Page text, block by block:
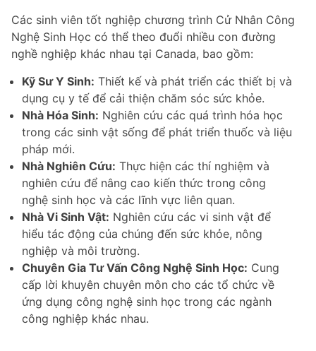
Các sinh viên tốt nghiệp chương trình Cử Nhân Công
Nghệ Sinh Học có thể theo đuổi nhiều con đường
nghề nghiệp khác nhau tại Canada, bao gồm:
Kỹ Sư Y Sinh: Thiết kế và phát triển các thiết bị và
dụng cụ y tế để cải thiện chăm sóc sức khỏe.
Nhà Hóa Sinh: Nghiên cứu các quá trình hóa học
trong các sinh vật sống để phát triển thuốc và liệu
pháp mới.
Nhà Nghiên Cứu: Thực hiện các thí nghiệm và
nghiên cứu để nâng cao kiến thức trong công
nghệ sinh học và các lĩnh vực liên quan.
Nhà Vi Sinh Vật: Nghiên cứu các vi sinh vật để
hiểu tác động của chúng đến sức khỏe, nông
nghiệp và môi trường.
Chuyên Gia Tư Vấn Công Nghệ Sinh Học: Cung
cấp lời khuyên chuyên môn cho các tổ chức về
ứng dụng công nghệ sinh học trong các ngành
công nghiệp khác nhau.